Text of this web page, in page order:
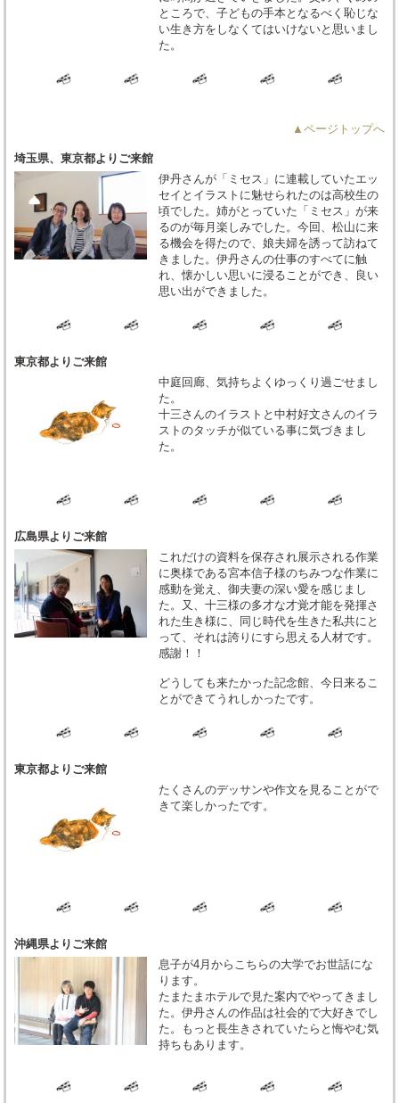
ところで、子どもの手本となるべく恥じな
い生き方をしなくてはいけないと思いまし
た。
▲ページトップへ
埼玉県、東京都よりご来館
伊丹さんが「ミセス」に連載していたエッ
セイとイラストに魅せられたのは高校生の
頃でした。姉がとっていた「ミセス」が来
るのが毎月楽しみでした。今回、松山に来
る機会を得たので、娘夫婦を誘って訪ねて
きました。伊丹さんの仕事のすべてに触
れ、懐かしい思いに浸ることができ、良い
思い出ができました。
東京都よりご来館
中庭回廊、気持ちよくゆっくり過ごせまし
た。
十三さんのイラストと中村好文さんのイラ
ストのタッチが似ている事に気づきまし
た。
広島県よりご来館
これだけの資料を保存され展示される作業
に奥様である宮本信子様のちみつな作業に
感動を覚え、御夫妻の深い愛を感じまし
た。又、十三様の多才な才覚才能を発揮さ
れた生き様に、同じ時代を生きた私共にと
って、それは誇りにすら思える人材です。
感謝！！
どうしても来たかった記念館、今日来るこ
とができてうれしかったです。
東京都よりご来館
たくさんのデッサンや作文を見ることがで
きて楽しかったです。
沖縄県よりご来館
息子が4月からこちらの大学でお世話にな
ります。
たまたまホテルで見た案内でやってきまし
た。伊丹さんの作品は社会的で大好きでし
た。もっと長生きされていたらと悔やむ気
持ちもあります。